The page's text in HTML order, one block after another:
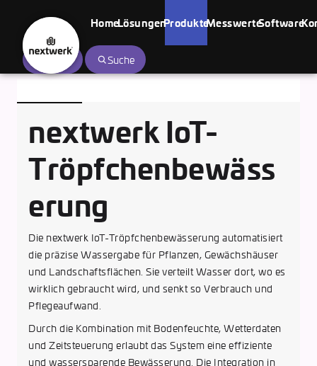
nextwerk
Solutions
HomeLösungenProdukteMesswerteSoftware
Suche
nextwerk IoT-
Tröpfchenbewäss
erung
Die nextwerk IoT-Tröpfchenbewässerung automatisiert
die präzise Wassergabe für Pflanzen, Gewächshäuser
und Landschaftsflächen. Sie verteilt Wasser dort, wo es
wirklich gebraucht wird, und senkt so Verbrauch und
Pflegeaufwand.
Durch die Kombination mit Bodenfeuchte, Wetterdaten
und Zeitsteuerung erlaubt das System eine effiziente
und wassersparende Bewässerung. Die Integration in